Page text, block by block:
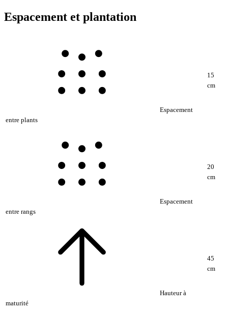
Espacement et plantation
Espacement
entre plants
15
cm
Espacement
entre rangs
20
cm
Hauteur à
maturité
45
cm